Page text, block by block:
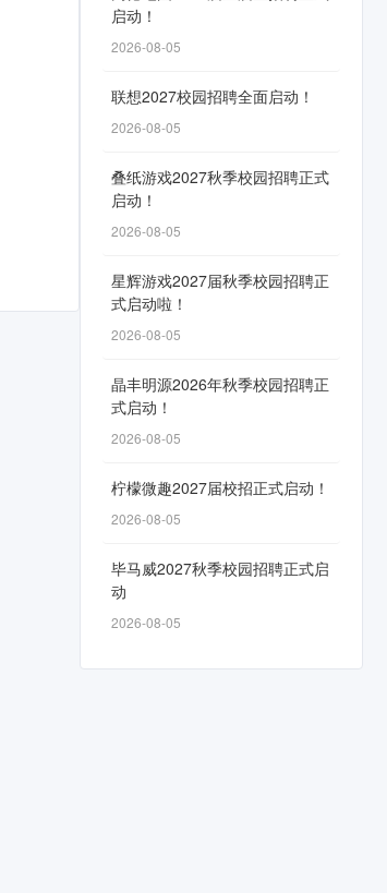
启动！
2026-08-05
联想2027校园招聘全面启动！
2026-08-05
叠纸游戏2027秋季校园招聘正式
启动！
2026-08-05
星辉游戏2027届秋季校园招聘正
式启动啦！
2026-08-05
晶丰明源2026年秋季校园招聘正
式启动！
2026-08-05
柠檬微趣2027届校招正式启动！
2026-08-05
毕马威2027秋季校园招聘正式启
动
2026-08-05